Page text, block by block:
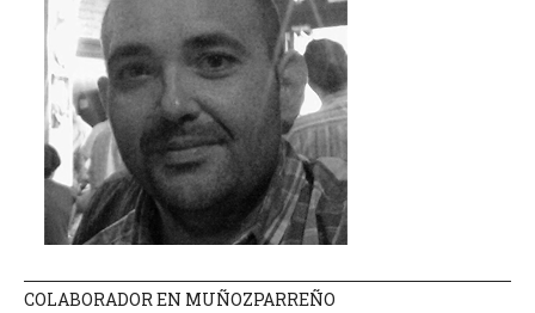
COLABORADOR EN MUÑOZPARREÑO